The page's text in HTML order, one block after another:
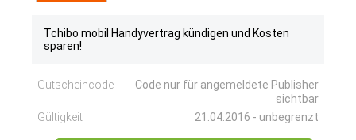
Tchibo mobil Handyvertrag kündigen und Kosten
sparen!
Gutscheincode
Code nur für angemeldete Publisher
sichtbar
Gültigkeit
21.04.2016 - unbegrenzt